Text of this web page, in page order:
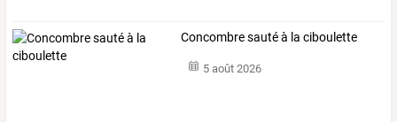
Concombre sauté à la ciboulette
5 août 2026